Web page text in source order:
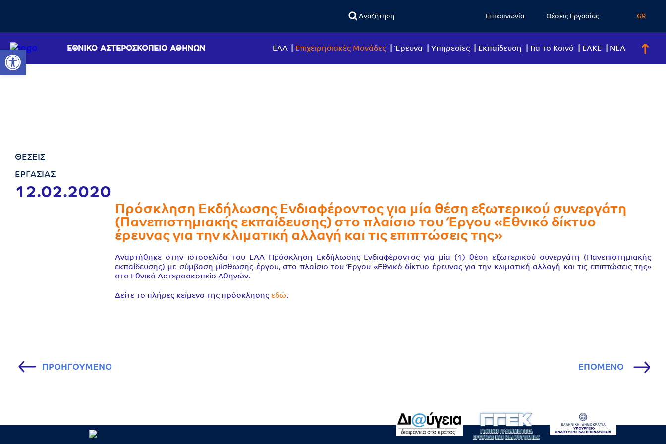
Ανοίξτε τη γραμμή εργαλείωνΕΘΝΙΚΟ ΑΣΤΕΡΟΣΚΟΠΕΙΟ ΑΘΗΝΩΝ
GR
ΕΑΑ Επιχειρησιακές Μονάδες Έρευνα Υπηρεσίες Eκπαίδευση Για το Κοινό ΕΛΚΕ ΝΕΑ
Επικοινωνία Θέσεις Εργασίας
ΘΕΣΕΙΣ
ΕΡΓΑΣΙΑΣ
12.02.2020
Πρόσκληση Εκδήλωσης Ενδιαφέροντος για μία θέση εξωτερικού συνεργάτη
(Πανεπιστημιακής εκπαίδευσης) στο πλαίσιο του Έργου «Εθνικό δίκτυο
έρευνας για την κλιματική αλλαγή και τις επιπτώσεις της»
Αναρτήθηκε στην ιστοσελίδα του ΕΑΑ Πρόσκληση Εκδήλωσης Ενδιαφέροντος για μία (1) θέση εξωτερικού συνεργάτη (Πανεπιστημιακής
εκπαίδευσης) με σύμβαση μίσθωσης έργου, στο πλαίσιο του Έργου «Εθνικό δίκτυο έρευνας για την κλιματική αλλαγή και τις επιπτώσεις της»
στο Εθνικό Αστεροσκοπείο Αθηνών.
Δείτε το πλήρες κείμενο της πρόσκλησης εδώ.
ΠΡΟΗΓΟΥΜΕΝΟ ΕΠΟΜΕΝΟ